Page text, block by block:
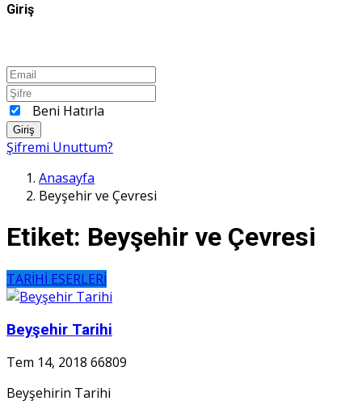
Giriş
Beni Hatırla
Giriş
Şifremi Unuttum?
Anasayfa
Beyşehir ve Çevresi
Etiket: Beyşehir ve Çevresi
TARİHİ ESERLERİ
Beyşehir Tarihi
Tem 14, 2018 66809
Beyşehirin Tarihi